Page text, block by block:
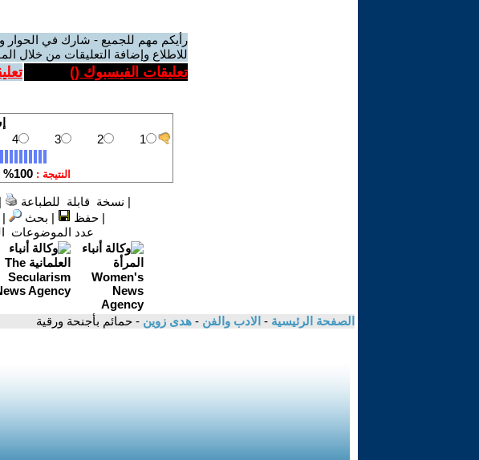
رأيكم مهم للجميع - شارك في الحوار
للاطلاع وإضافة التعليقات من خلال
تعليقات الفيسبوك ()
| نسخة قابلة للطباعة |
|حفظ | بحث |
عدد الموضوعات
الصفحة الرئيسية - الادب والفن - هدى زوين - حمائم بأجنحة ورقية